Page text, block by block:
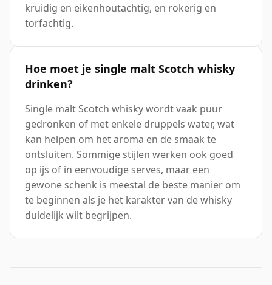
kruidig en eikenhoutachtig, en rokerig en
torfachtig.
Hoe moet je single malt Scotch whisky
drinken?
Single malt Scotch whisky wordt vaak puur
gedronken of met enkele druppels water, wat
kan helpen om het aroma en de smaak te
ontsluiten. Sommige stijlen werken ook goed
op ijs of in eenvoudige serves, maar een
gewone schenk is meestal de beste manier om
te beginnen als je het karakter van de whisky
duidelijk wilt begrijpen.